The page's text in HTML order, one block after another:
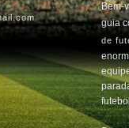
Bem-
guia
de